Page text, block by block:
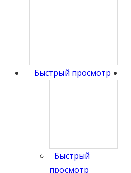
Быстрый просмотр
Быстрый
просмотр